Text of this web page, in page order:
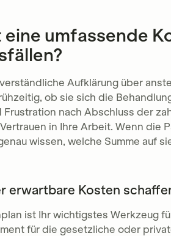
umfassende
Aufklärung über
ob sie sich die
Frustration nach Abschluss der
in Ihre Arbeit. Wenn die
wissen, welche Summe auf
erwartbare Kosten
ist Ihr wichtigstes Werkzeug
für die gesetzliche oder